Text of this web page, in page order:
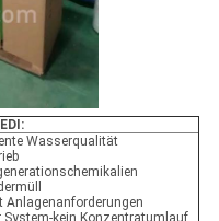
Wasserqualität
Anlagenanforderungen
System-kein Konzentratumlauf